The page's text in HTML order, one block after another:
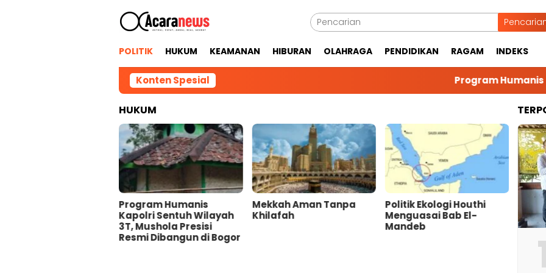
POLITIK HUKUM KEAMANAN HIBURAN OLAHRAGA PENDIDIKAN RAGAM INDEKS
Konten Spesial Program Humanis
HUKUM
Program Humanis
Kapolri Sentuh Wilayah
3T, Mushola Presisi
Resmi Dibangun di Bogor
Mekkah Aman Tanpa
Khilafah
Politik Ekologi Houthi
Menguasai Bab El-
Mandeb